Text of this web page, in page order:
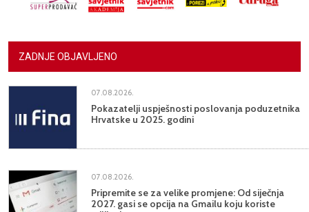
ZADNJE OBJAVLJENO
07.08.2026.
Pokazatelji uspješnosti poslovanja poduzetnika
Hrvatske u 2025. godini
07.08.2026.
Pripremite se za velike promjene: Od siječnja
2027. gasi se opcija na Gmailu koju koriste